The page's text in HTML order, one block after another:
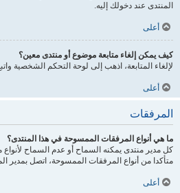
المنتدى عند دخولك إليه.
أعلى
كيف يمكن إلغاء متابعة موضوع أو منتدى معين؟
لإلغاء المتابعة، اذهب إلى لوحة التحكم الشخصية
أعلى
المرفقات
ما هي أنواع المرفقات الممسوحة في هذا المنتدى؟
كل مدير منتدى يمكنه السماح أو عدم السماح لأنواع
متأكدا من أنواع المرفقات الممسوحة، اتصل بمدير
أعلى